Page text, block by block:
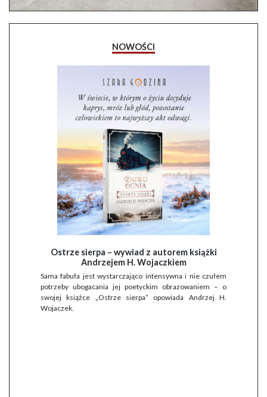
NOWOŚCI
Ostrze sierpa – wywiad z autorem książki
Andrzejem H. Wojaczkiem
Sama fabuła jest wystarczająco intensywna i nie czułem
potrzeby ubogacania jej poetyckim obrazowaniem – o
swojej książce „Ostrze sierpa” opowiada Andrzej H.
Wojaczek.